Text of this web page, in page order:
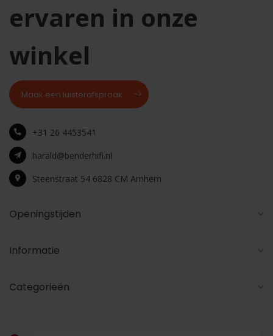
ervaren in onze
winkel
Maak een luisterafspraak
+31 26 4453541
harald@benderhifi.nl
Steenstraat 54 6828 CM Arnhem
Openingstijden
Informatie
Categorieën